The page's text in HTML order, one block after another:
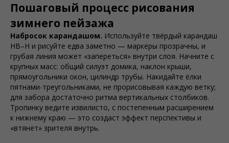
Пошаговый процесс рисования
зимнего пейзажа
Набросок карандашом. Используйте твёрдый карандаш
HB–H и рисуйте едва заметно — маркеры прозрачны, и
грубая линия может «запереться» внутри слоя. Начните с
крупных масс: общий силуэт домика, наклон крыши,
прямоугольники окон, цилиндр трубы. Накидайте ёлки
пятнами-треугольниками, не прорисовывая каждую ветку;
для забора достаточно ритма вертикальных столбиков.
Тропинку ведите извилисто, с постепенным расширением
к нижнему краю — это создаст эффект перспективы и
«втянет» зрителя внутрь.